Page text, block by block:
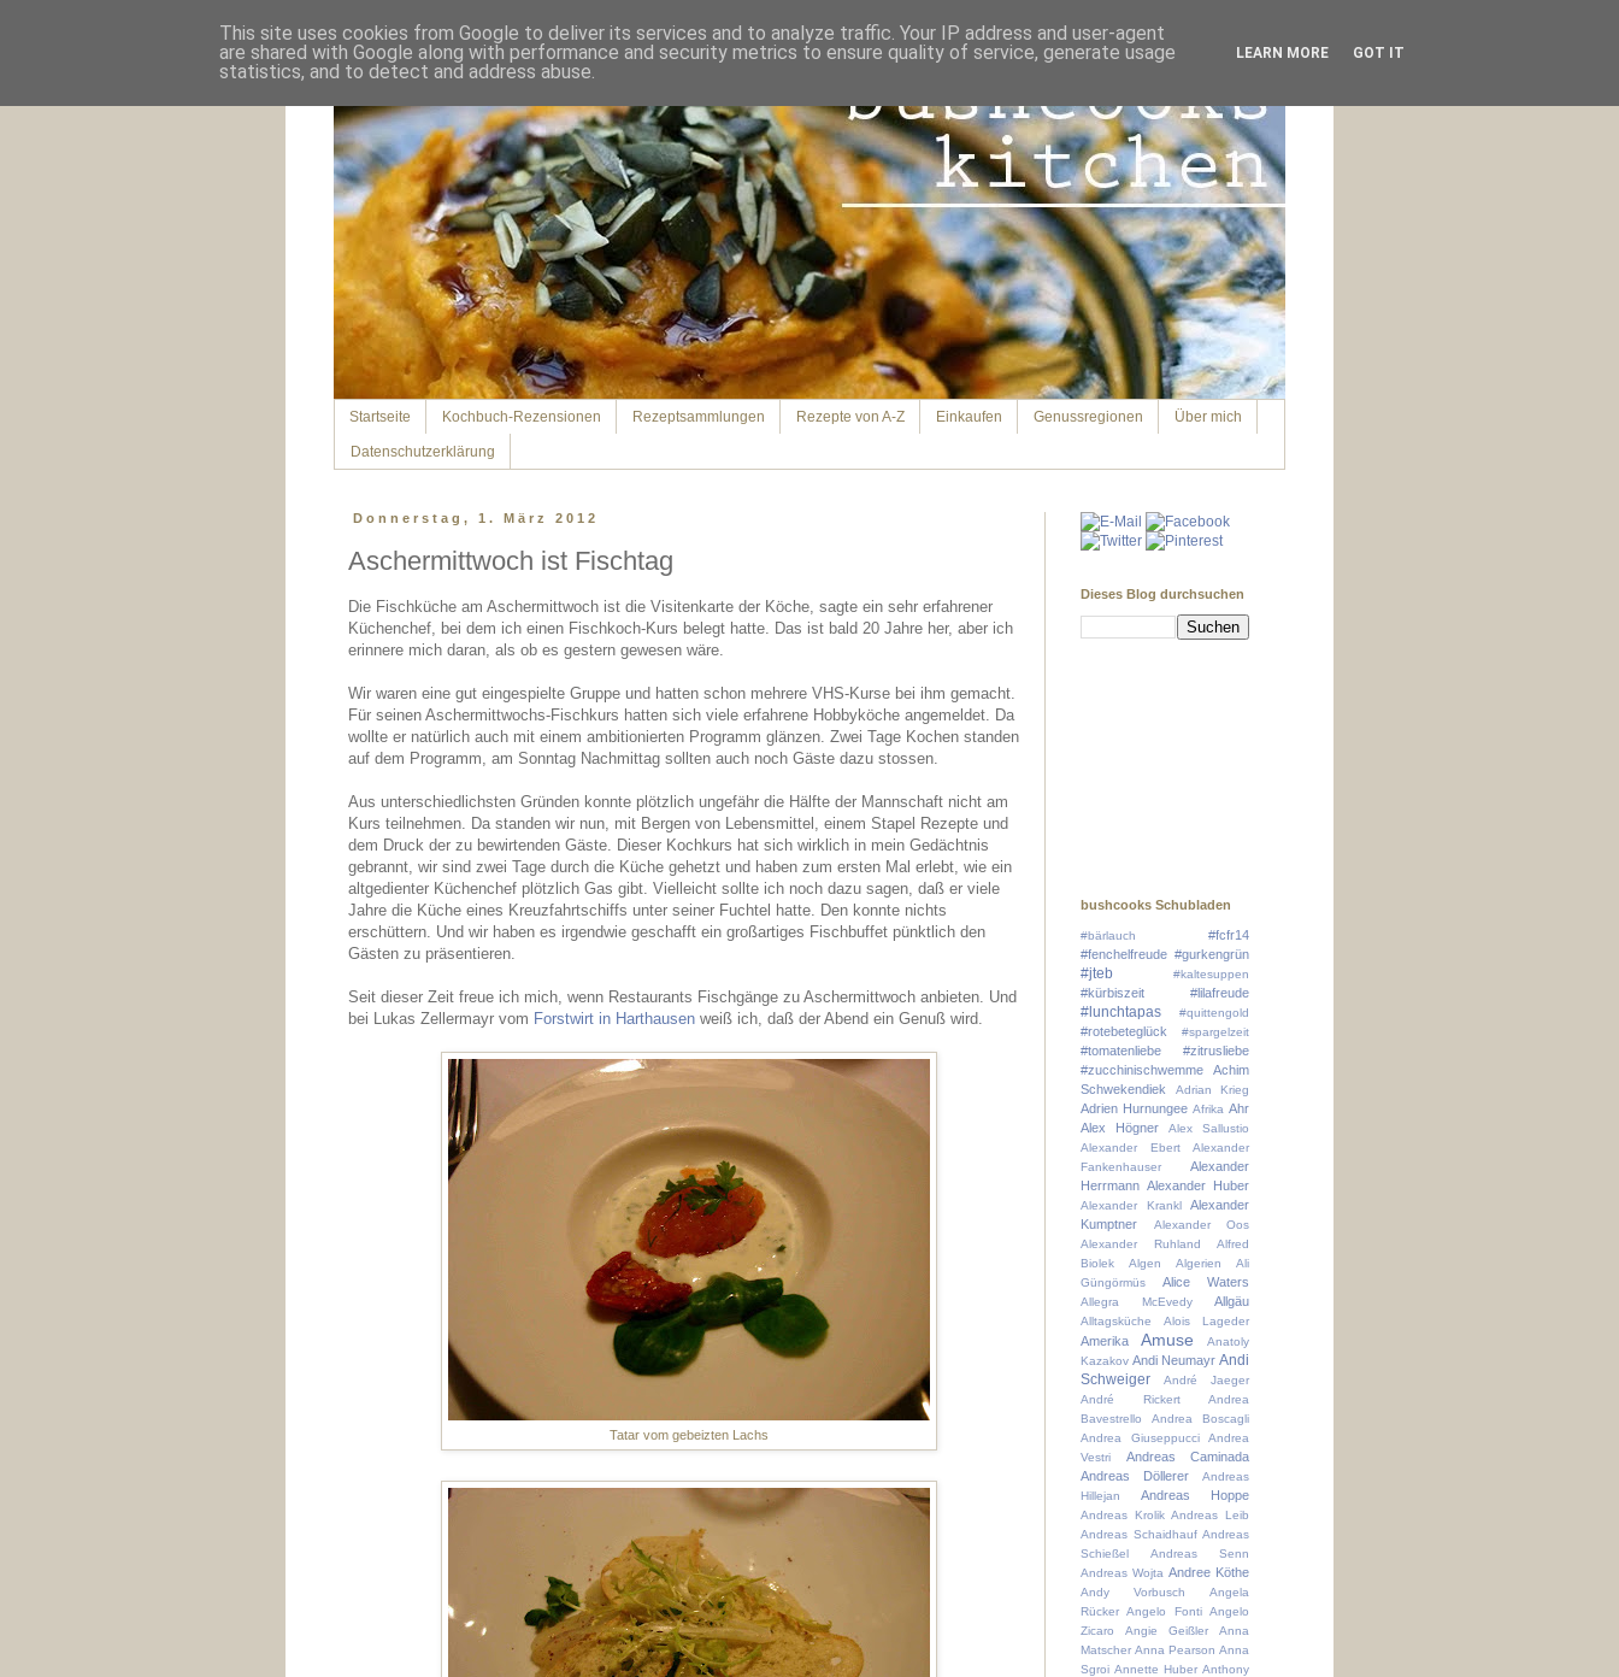
Startseite Kochbuch-Rezensionen Rezeptsammlungen Rezepte von A-Z Einkaufen Genussregionen Über mich
Datenschutzerklärung
Donnerstag, 1. März 2012
Aschermittwoch ist Fischtag
Die Fischküche am Aschermittwoch ist die Visitenkarte der Köche, sagte ein sehr erfahrener
Küchenchef, bei dem ich einen Fischkoch-Kurs belegt hatte. Das ist bald 20 Jahre her, aber ich
erinnere mich daran, als ob es gestern gewesen wäre.
Wir waren eine gut eingespielte Gruppe und hatten schon mehrere VHS-Kurse bei ihm gemacht.
Für seinen Aschermittwochs-Fischkurs hatten sich viele erfahrene Hobbyköche angemeldet. Da
wollte er natürlich auch mit einem ambitionierten Programm glänzen. Zwei Tage Kochen standen
auf dem Programm, am Sonntag Nachmittag sollten auch noch Gäste dazu stossen.
Aus unterschiedlichsten Gründen konnte plötzlich ungefähr die Hälfte der Mannschaft nicht am
Kurs teilnehmen. Da standen wir nun, mit Bergen von Lebensmittel, einem Stapel Rezepte und
dem Druck der zu bewirtenden Gäste. Dieser Kochkurs hat sich wirklich in mein Gedächtnis
gebrannt, wir sind zwei Tage durch die Küche gehetzt und haben zum ersten Mal erlebt, wie ein
altgedienter Küchenchef plötzlich Gas gibt. Vielleicht sollte ich noch dazu sagen, daß er viele
Jahre die Küche eines Kreuzfahrtschiffs unter seiner Fuchtel hatte. Den konnte nichts
erschüttern. Und wir haben es irgendwie geschafft ein großartiges Fischbuffet pünktlich den
Gästen zu präsentieren.
Seit dieser Zeit freue ich mich, wenn Restaurants Fischgänge zu Aschermittwoch anbieten. Und
bei Lukas Zellermayr vom Forstwirt in Harthausen weiß ich, daß der Abend ein Genuß wird.
Tatar vom gebeizten Lachs
Dieses Blog durchsuchen
bushcooks Schubladen
#bärlauch
#fcfr14
#fenchelfreude #gurkengrün
#jteb #kaltesuppen
#kürbiszeit #lilafreude
#lunchtapas #quittengold
#rotebeteglück #spargelzeit
#tomatenliebe
#zitrusliebe
#zucchinischwemme
Achim
Schwekendiek
Adrian Krieg
Adrien Hurnungee Afrika Ahr
Alex Högner
Alex Sallustio
Alexander Ebert
Alexander
Fankenhauser
Alexander
Herrmann Alexander Huber
Alexander Krankl
Alexander
Kumptner
Alexander Oos
Alexander Ruhland
Alfred
Biolek
Algen Algerien
Ali
Güngörmüs
Alice Waters
Allegra McEvedy Allgäu
Alltagsküche Alois Lageder
Amerika Amuse
Anatoly
Kazakov Andi Neumayr Andi
Schweiger
André Jaeger
André Rickert
Andrea
Bavestrello
Andrea Boscagli
Andrea Giuseppucci
Andrea
Vestri
Andreas Caminada
Andreas Döllerer
Andreas
Hillejan
Andreas Hoppe
Andreas Krolik Andreas Leib
Andreas Schaidhauf Andreas
Schießel
Andreas Senn
Andreas Wojta Andree Köthe
Andy Vorbusch
Angela
Rücker Angelo Fonti Angelo
Zicaro
Angie Geißler
Anna
Matscher Anna Pearson Anna
Sgroi Annette Huber Anthony
This site uses cookies from Google to deliver its services and to analyze traffic. Your IP address and user-agent
are shared with Google along with performance and security metrics to ensure quality of service, generate usage
statistics, and to detect and address abuse.
LEARN MORE GOT IT